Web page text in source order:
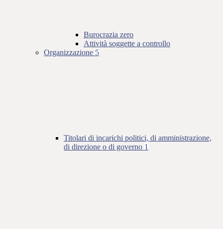
Burocrazia zero
Attività soggette a controllo
Organizzazione 5
Titolari di incarichi politici, di amministrazione,
di direzione o di governo 1